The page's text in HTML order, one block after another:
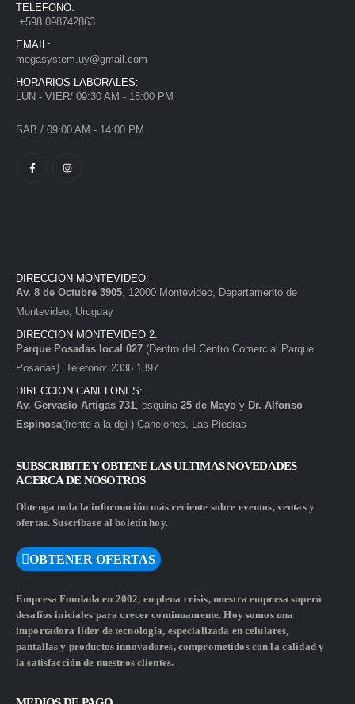
TELEFONO:
+598 098742863
EMAIL:
megasystem.uy@gmail.com
HORARIOS LABORALES:
LUN - VIER/ 09:30 AM - 18:00 PM
SAB / 09:00 AM - 14:00 PM
DIRECCION MONTEVIDEO:
Av. 8 de Octubre 3905, 12000 Montevideo, Departamento de
Montevideo, Uruguay
DIRECCION MONTEVIDEO 2:
Parque Posadas local 027 (Dentro del Centro Comercial Parque
Posadas). Teléfono: 2336 1397
DIRECCION CANELONES:
Av. Gervasio Artigas 731, esquina 25 de Mayo y Dr. Alfonso
Espinosa(frente a la dgi ) Canelones, Las Piedras
SUBSCRIBITE Y OBTENE LAS ULTIMAS NOVEDADES
ACERCA DE NOSOTROS
Obtenga toda la información más reciente sobre eventos, ventas y
ofertas. Suscríbase al boletín hoy.
OBTENER OFERTAS
Empresa Fundada en 2002, en plena crisis, nuestra empresa superó
desafíos iniciales para crecer continuamente. Hoy somos una
importadora líder de tecnología, especializada en celulares,
pantallas y productos innovadores, comprometidos con la calidad y
la satisfacción de nuestros clientes.